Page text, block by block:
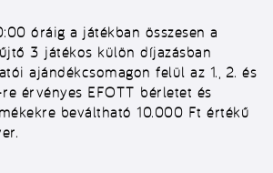
óráig a játékban összesen a
3 játékos külön díjazásban
ajándékcsomagon felül az 1., 2. és
érvényes EFOTT bérletet és
beváltható 10.000 Ft értékű